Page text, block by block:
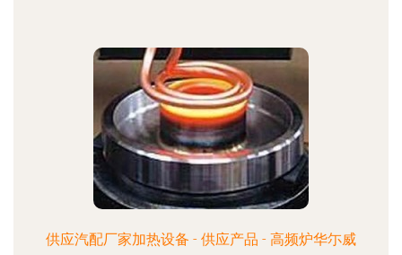
供应汽配厂家加热设备 - 供应产品 - 高频炉华尓威